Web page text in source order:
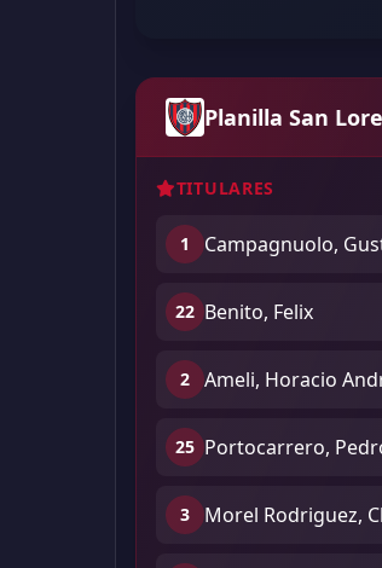
Planilla San
TITULARES
1 Campagnuolo,
22 Benito, Felix
2 Ameli, Horacio
25 Portocarrero,
3 Morel Rodriguez,